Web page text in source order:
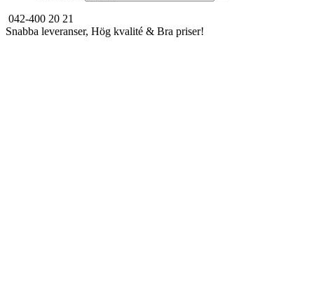
042-400 20 21
Snabba leveranser, Hög kvalité & Bra priser!